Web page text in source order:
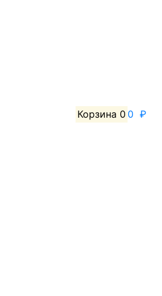
Корзина 0 0 ₽